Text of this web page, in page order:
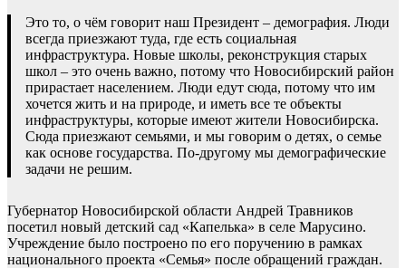
Это то, о чём говорит наш Президент – демография. Люди
всегда приезжают туда, где есть социальная
инфраструктура. Новые школы, реконструкция старых
школ – это очень важно, потому что Новосибирский район
прирастает населением. Люди едут сюда, потому что им
хочется жить и на природе, и иметь все те объекты
инфраструктуры, которые имеют жители Новосибирска.
Сюда приезжают семьями, и мы говорим о детях, о семье
как основе государства. По-другому мы демографические
задачи не решим.
Губернатор Новосибирской области Андрей Травников
посетил новый детский сад «Капелька» в селе Марусино.
Учреждение было построено по его поручению в рамках
национального проекта «Семья» после обращений граждан.